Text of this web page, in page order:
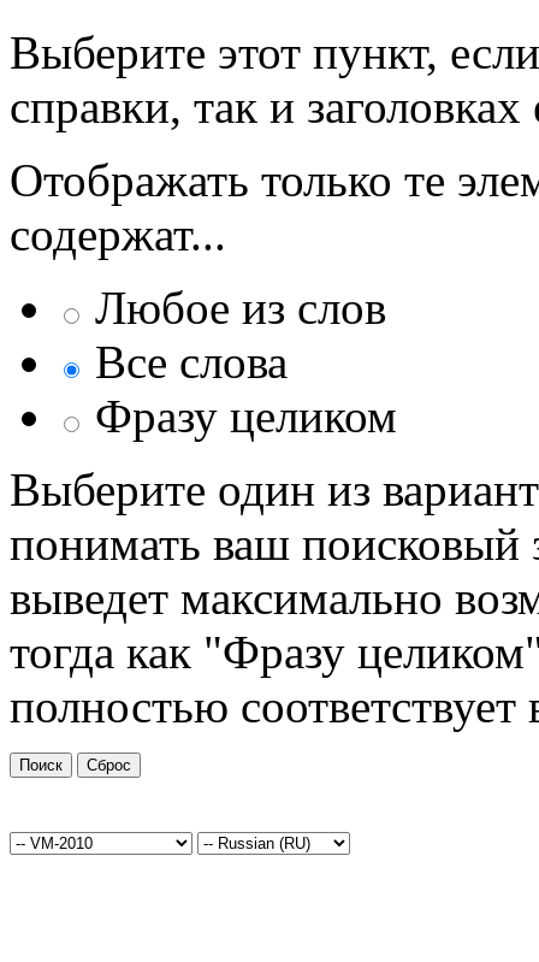
Выберите этот пункт,
справки, так и
Отображать только те
содержат...
Любое из слов
Все слова
Фразу целиком
Выберите один из
понимать ваш поисковый
выведет максимально
тогда как "Фразу
полностью